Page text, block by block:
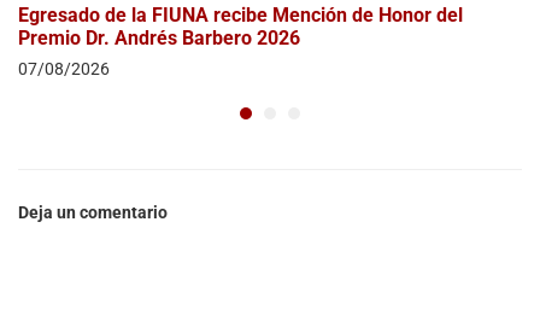
Egresado de la FIUNA recibe Mención de Honor del
Premio Dr. Andrés Barbero 2026
07/08/2026
Deja un comentario